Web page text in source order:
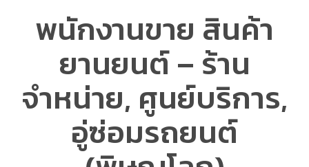
พนักงานขาย สินค้า
ยานยนต์ – ร้าน
จำหน่าย, ศูนย์บริการ,
อู่ซ่อมรถยนต์